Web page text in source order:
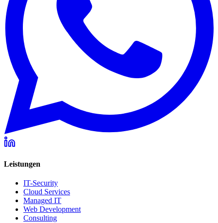
Leistungen
IT-Security
Cloud Services
Managed IT
Web Development
Consulting